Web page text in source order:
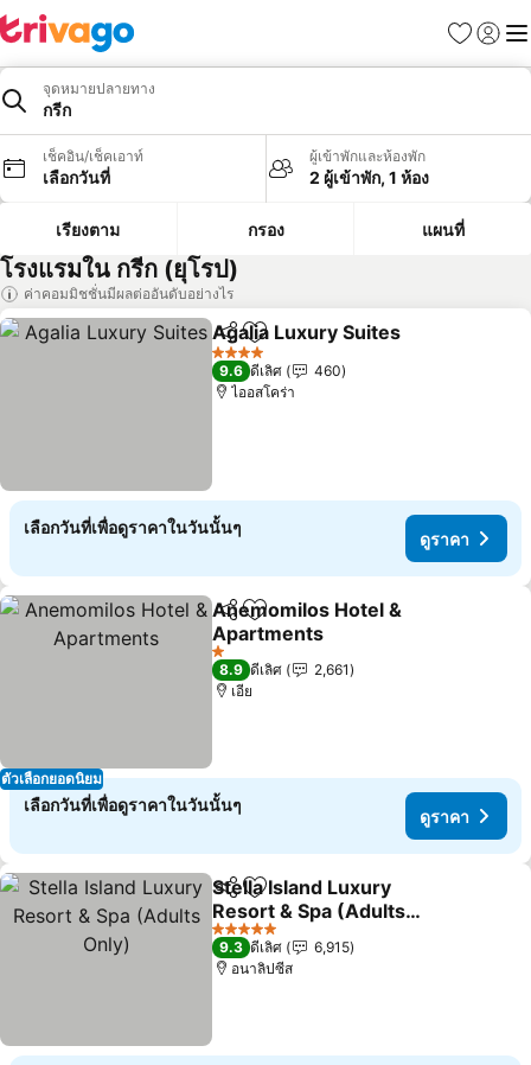
รายการโป
เข้าสู่ร
เมนู
จุดหมายปลายทาง
กรีก
เช็คอิน/เช็คเอาท์
เลือกวันที่
ผู้เข้าพักและห้องพัก
2 ผู้เข้าพัก, 1 ห้อง
เรียงตาม กรอง แผนที่
โรงแรมใน กรีก (ยุโรป)
ค่าคอมมิชชั่นมีผลต่ออันดับอย่างไร
แชร์ เพิ่มในรายการโปรด
Agalia Luxury Suites
4 ดาว
9.6 ดีเลิศ
460
ไออสโคร่า
เลือกวันที่เพื่อดูราคาในวันนั้นๆ
ดูราคา
ตัวเลือกยอดนิยม
แชร์ เพิ่มในรายการโปรด
Anemomilos Hotel &
Apartments
ดูราคา
1 ดาว
8.9 ดีเลิศ
2,661
เอีย
เลือกวันที่เพื่อดูราคาในวันนั้นๆ
ดูราคา
แชร์ เพิ่มในรายการโปรด
Stella Island Luxury
Resort & Spa (Adults
Only)
ดูราคา
5 ดาว
9.3 ดีเลิศ
6,915
อนาลิปซีส